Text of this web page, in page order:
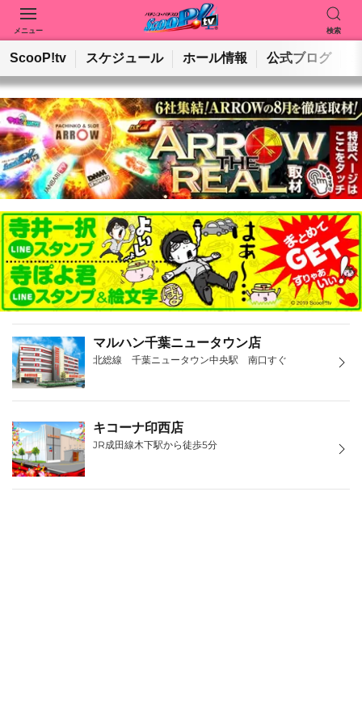
メニュー 検索
動画を検索 ホールを検索
検索
ScooP!tv スケジュール ホール情報 公式ブログ
マルハン千葉ニュータウン店
北総線 千葉ニュータウン中央駅 南口すぐ
キコーナ印西店
JR成田線木下駅から徒歩5分